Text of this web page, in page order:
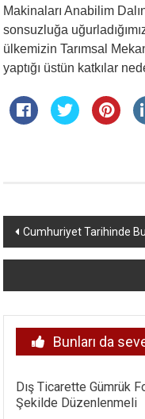
Makinaları Anabilim
sonsuzluğa
ülkemizin Tarımsal
yaptığı üstün katkılar
Yazı
dolaşımı
Cumhuriyet Tarihinde
Bunları da
Dış Ticarette Gümrük
Şekilde Düzenlenmeli